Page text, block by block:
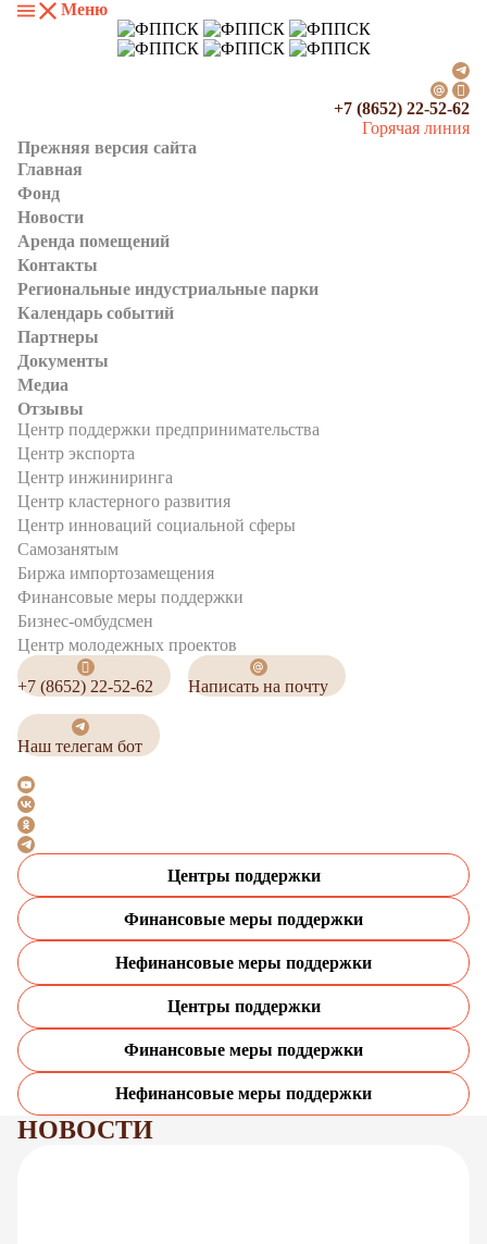
Меню
+7 (8652) 22-52-62
Горячая линия
Прежняя версия сайта
Главная
Фонд
Новости
Аренда помещений
Контакты
Региональные индустриальные парки
Календарь событий
Партнеры
Документы
Медиа
Отзывы
Центр поддержки предпринимательства
Центр экспорта
Центр инжиниринга
Центр кластерного развития
Центр инноваций социальной сферы
Cамозанятым
Биржа импортозамещения
Финансовые меры поддержки
Бизнес-омбудсмен
Центр молодежных проектов
+7 (8652) 22-52-62 Написать на почту
Наш телегам бот
Центры поддержки
Финансовые меры поддержки
Нефинансовые меры поддержки
Центры поддержки
Финансовые меры поддержки
Нефинансовые меры поддержки
НОВОСТИ